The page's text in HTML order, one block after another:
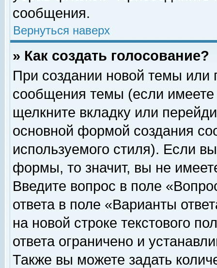
сообщения.
Вернуться наверх
» Как создать голосование?
При создании новой темы или
сообщения темы (если
щелкните вкладку или
основной формой создания
используемого стиля). Если
формы, то значит, вы не
Введите вопрос в поле
ответа в поле «Варианты
на новой строке текстового
ответа ограничено и
Также вы можете задать